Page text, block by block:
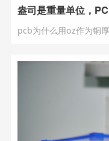
盎司是重量单位，
pcb为什么用oz作为铜